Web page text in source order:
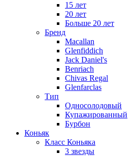
15 лет
20 лет
Больше 20 лет
Бренд
Macallan
Glenfiddich
Jack Daniel's
Benriach
Chivas Regal
Glenfarclas
Тип
Односолодовый
Купажированный
Бурбон
Коньяк
Класс Коньяка
3 звезды